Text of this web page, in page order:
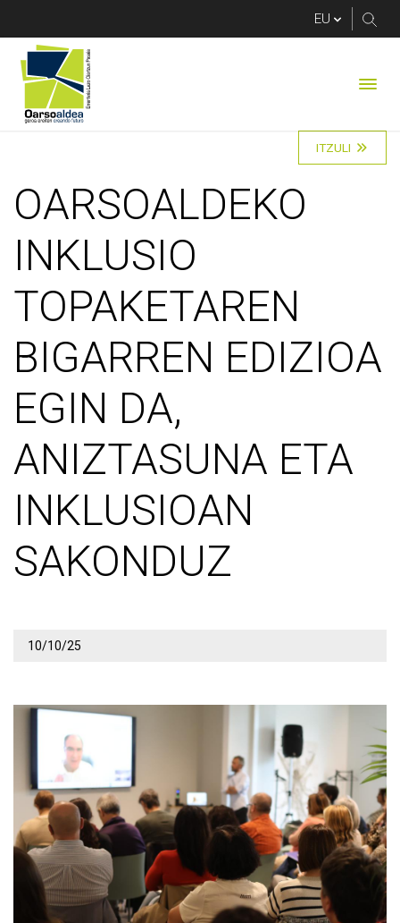
OARSOALDEKO ITZULI
OARSOALDEKO
INKLUSIO
TOPAKETAREN
BIGARREN EDIZIOA
EGIN DA,
ANIZTASUNA ETA
INKLUSIOAN
SAKONDUZ
10/10/25